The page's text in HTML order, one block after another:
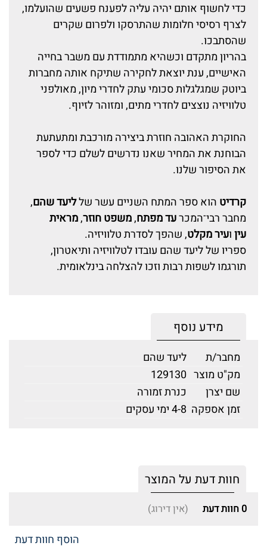
כדי לחשוף אותם יהיה עליה לפענח פשעים שהועלמו,
לצרף רסיסי חלומות שהתרסקו ולפרום שקרים
שהסתבכו.
בהריון מתקדם וכשהיא מתמודדת עם משבר בחייה
האישיים, ענת יוצאת לחקירה שתיקח אותה מחברות
ביוטק שמגלגלות סכומי עתק לחדרי מיון, מאולפני
טלוויזיה נוצצים לחדרי מתים, ומזוהר לזיוף.
החוקרת האהובה חוזרת ביצירה מורכבת ומתעתעת
הבוחנת את המחיר שאנו נדרשים לשלם כדי לספר
את הסיפור שלנו.
קרדיט הוא ספר המתח השניים עשר שלליעד שהם,
מחבר רבי־המכרעד מפתח,משפט חוזר,מראית
עיןועיר מקלט, שהפך לסדרת טלוויזיה.
ספריו של ליעד שהם עובדו לטלוויזיה ותיאטרון,
תורגמו לשפות רבות וזכו להצלחה בינלאומית.
מידע נוסף
מחבר/ת
ליעד שהם
מק"ט מוצר 129130
שם יצרן
כנרת זמורה
זמן אספקה 4-8 ימי עסקים
חוות דעת על המוצר
0 חוות דעת (אין דירוג)
הוסף חוות דעת